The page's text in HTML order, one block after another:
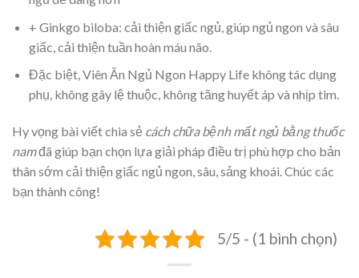
+ Ginkgo biloba: cải thiện giấc ngủ, giúp ngủ ngon và sâu
giấc, cải thiện tuần hoàn máu não.
Đặc biệt, Viên Ăn Ngủ Ngon Happy Life không tác dụng
phụ, không gây lệ thuộc, không tăng huyết áp và nhịp tim.
Hy vọng bài viết chia sẻ cách chữa bệnh mất ngủ bằng thuốc
namđã giúp bạn chọn lựa giải pháp điều trị phù hợp cho bản
thân sớm cải thiện giấc ngủ ngon, sâu, sảng khoái. Chúc các
bạn thành công!
5/5 - (1 bình chọn)